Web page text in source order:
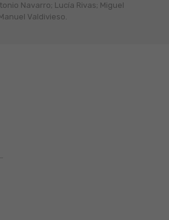
Navarro; Lucía Rivas; Miguel
Valdivieso.